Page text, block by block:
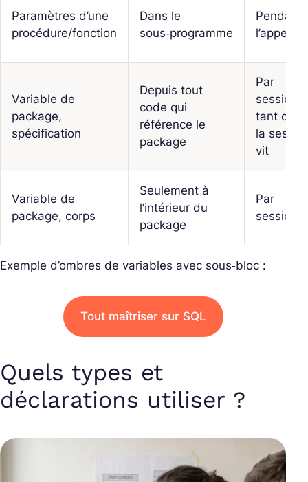
Paramètres d’une
procédure/fonction
Dans le
sous‑programme
Pendant
l’appel
Variable de
package,
spécification
Depuis tout
code qui
référence le
package
Par
session,
tant que
la
vit
Variable de
package, corps
Seulement à
l’intérieur du
package
Par
session
Exemple d’ombres de variables avec sous‑bloc :
Tout maîtriser sur SQL
Quels types et
déclarations utiliser ?